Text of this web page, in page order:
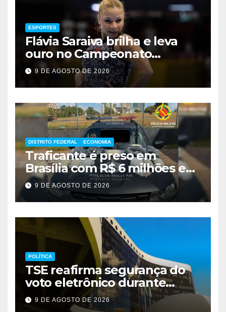
ESPORTES
Flávia Saraiva brilha e leva
ouro no Campeonato
Brasileiro de Ginástica
9 DE AGOSTO DE 2026
DISTRITO FEDERAL ECONOMIA
Traficante é preso em
Brasília com R$ 6 milhões em
metanfetamina
9 DE AGOSTO DE 2026
POLÍTICA
TSE reafirma segurança do
voto eletrônico durante
evento em Brasília
9 DE AGOSTO DE 2026